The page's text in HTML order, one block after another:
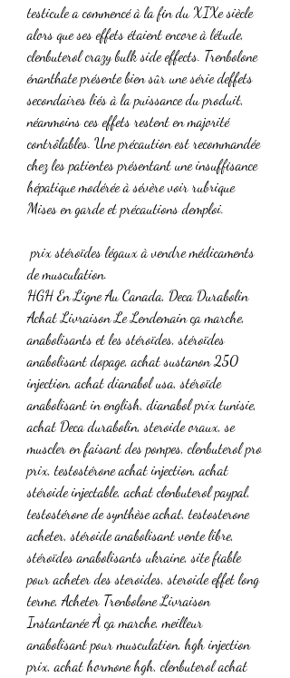
testicule a commencé à la fin du XIXe siècle
alors que ses effets étaient encore à létude,
clenbuterol crazy bulk side effects. Trenbolone
énanthate présente bien sûr une série deffets
secondaires liés à la puissance du produit,
néanmoins ces effets restent en majorité
contrôlables. Une précaution est recommandée
chez les patientes présentant une insuffisance
hépatique modérée à sévère voir rubrique
Mises en garde et précautions demploi.
prix stéroïdes légaux à vendre médicaments
de musculation.
HGH En Ligne Au Canada, Deca Durabolin
Achat Livraison Le Lendemain ça marche,
anabolisants et les stéroïdes, stéroïdes
anabolisant dopage, achat sustanon 250
injection, achat dianabol usa, stéroïde
anabolisant in english, dianabol prix tunisie,
achat Deca durabolin, steroide oraux, se
muscler en faisant des pompes, clenbuterol pro
prix, testostérone achat injection, achat
stéroide injectable, achat clenbuterol paypal,
testostérone de synthèse achat, testosterone
acheter, stéroide anabolisant vente libre,
stéroïdes anabolisants ukraine, site fiable
pour acheter des steroides, steroide effet long
terme, Acheter Trenbolone Livraison
Instantanée À ça marche, meilleur
anabolisant pour musculation, hgh injection
prix, achat hormone hgh, clenbuterol achat